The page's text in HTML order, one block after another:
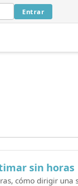
Entrar
sin horas
cómo dirigir una